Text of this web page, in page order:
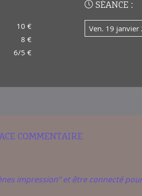
10 €
8 €
6/5 €
SÉANCE :
ven. 19
COMMENTAIRE
impression" et être connecté